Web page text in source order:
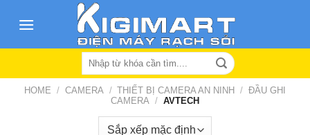
Search
HOME / CAMERA / THIẾT BỊ CAMERA AN NINH / ĐẦU GHI
CAMERA / AVTECH